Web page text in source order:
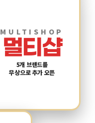
MULTISHOP
멀티샵
5개 브랜드를
무상으로 추가 오픈